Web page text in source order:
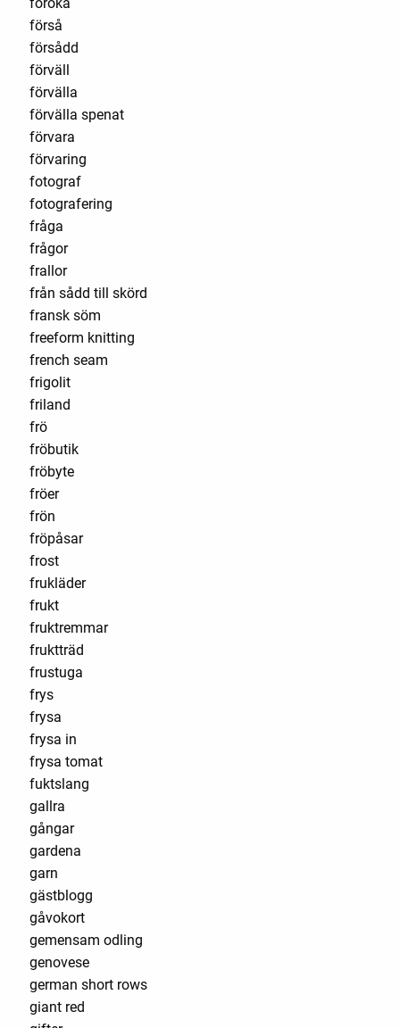
förså
försådd
förväll
förvälla
förvälla spenat
förvara
förvaring
fotograf
fotografering
fråga
frågor
frallor
från sådd till skörd
fransk söm
freeform knitting
french seam
frigolit
friland
frö
fröbutik
fröbyte
fröer
frön
fröpåsar
frost
frukläder
frukt
fruktremmar
fruktträd
frustuga
frys
frysa
frysa in
frysa tomat
fuktslang
gallra
gångar
gardena
garn
gästblogg
gåvokort
gemensam odling
genovese
german short rows
giant red